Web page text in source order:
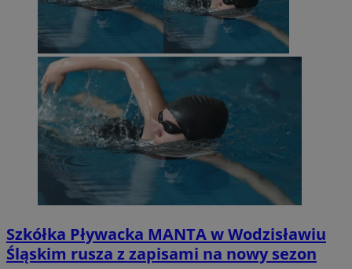
Szkółka Pływacka MANTA w Wodzisławiu
Śląskim rusza z zapisami na nowy sezon